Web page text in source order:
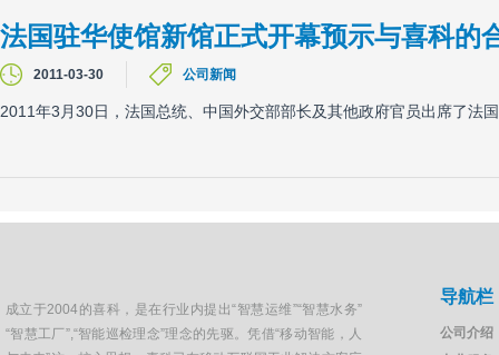
法国驻华使馆新馆正式开幕预示与喜科的
2011-03-30 公司新闻
2011年3月30日，法国总统、中国外交部部长及其他政府官员出席了法
成立于2004的喜科，是在行业内提出“智慧运维”“智慧水务”
“智慧工厂”,“智能巡检理念”理念的先驱。凭借“移动智能，人
导航栏
公司介绍